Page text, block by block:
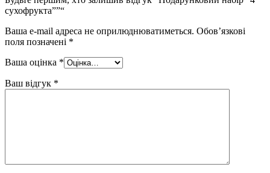
сухофрукта””“
Ваша e-mail адреса не оприлюднюватиметься. Обов’язкові
поля позначені *
Ваша оцінка *
Ваш відгук *